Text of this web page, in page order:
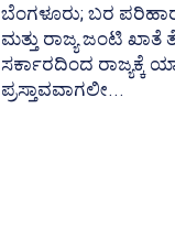
ಬೆಂಗಳೂರು; ಬರ
ಮತ್ತು ರಾಜ್ಯ ಜಂಟಿ
ಸರ್ಕಾರದಿಂದ ರಾಜ್ಯಕ್ಕೆ
ಪ್ರಸ್ತಾವವಾಗಲೀ...